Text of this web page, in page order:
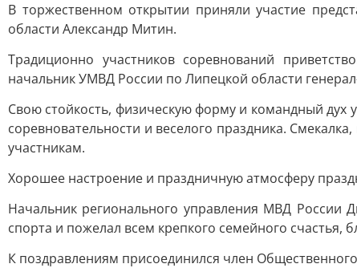
В торжественном открытии приняли участие
области Александр Митин.
Традиционно участников соревнований
начальник УМВД России по Липецкой области
Свою стойкость, физическую форму и командный дух
соревновательности и веселого праздника.
участникам.
Хорошее настроение и праздничную атмосферу
Начальник регионального управления МВД России
спорта и пожелал всем крепкого семейного счастья,
К поздравлениям присоединился член